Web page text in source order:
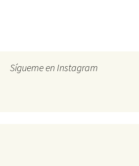
Sígueme en Instagram